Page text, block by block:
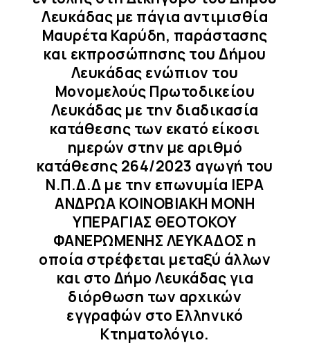
Λευκάδας με πάγια αντιμισθία
Μαυρέτα Καρύδη, παράστασης
και εκπροσώπησης του Δήμου
Λευκάδας ενώπιον του
Moνομελούς Πρωτοδικείου
Λευκάδας με την διαδικασία
κατάθεσης των εκατό είκοσι
ημερών στην με αριθμό
κατάθεσης 264/2023 αγωγή του
Ν.Π.Δ.Δ με την επωνυμία ΙΕΡΑ
ΑΝΔΡΩΑ ΚΟΙΝΟΒΙΑΚΗ ΜΟΝΗ
ΥΠΕΡΑΓΙΑΣ ΘΕΟΤΟΚΟΥ
ΦΑΝΕΡΩΜΕΝΗΣ ΛΕΥΚΑΔΟΣ η
οποία στρέφεται μεταξύ άλλων
και στο Δήμο Λευκάδας για
διόρθωση των αρχικών
εγγραφών στο Ελληνικό
Κτηματολόγιο.